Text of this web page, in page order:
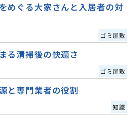
めぐる大家さんと入居者の対
ゴミ屋敷
る清掃後の快適さ
ゴミ屋敷
と専門業者の役割
知識